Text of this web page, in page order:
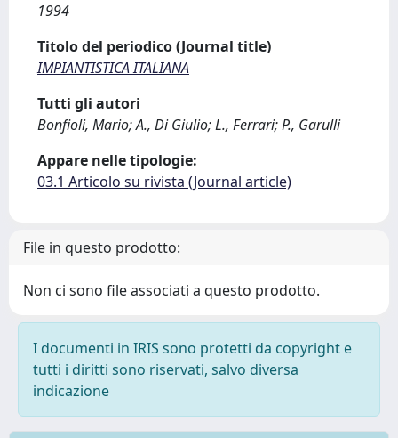
1994
Titolo del periodico (Journal title)
IMPIANTISTICA ITALIANA
Tutti gli autori
Bonfioli, Mario; A., Di Giulio; L., Ferrari; P., Garulli
Appare nelle tipologie:
03.1 Articolo su rivista (Journal article)
File in questo prodotto:
Non ci sono file associati a questo prodotto.
I documenti in IRIS sono protetti da copyright e
tutti i diritti sono riservati, salvo diversa
indicazione